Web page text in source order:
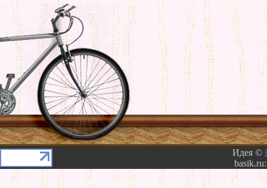
Идея ©